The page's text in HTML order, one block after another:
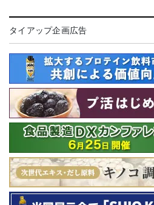
タイアップ企画広告